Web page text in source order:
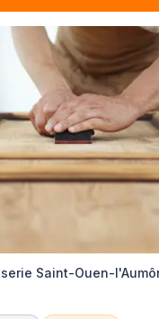
Saint-Ouen-